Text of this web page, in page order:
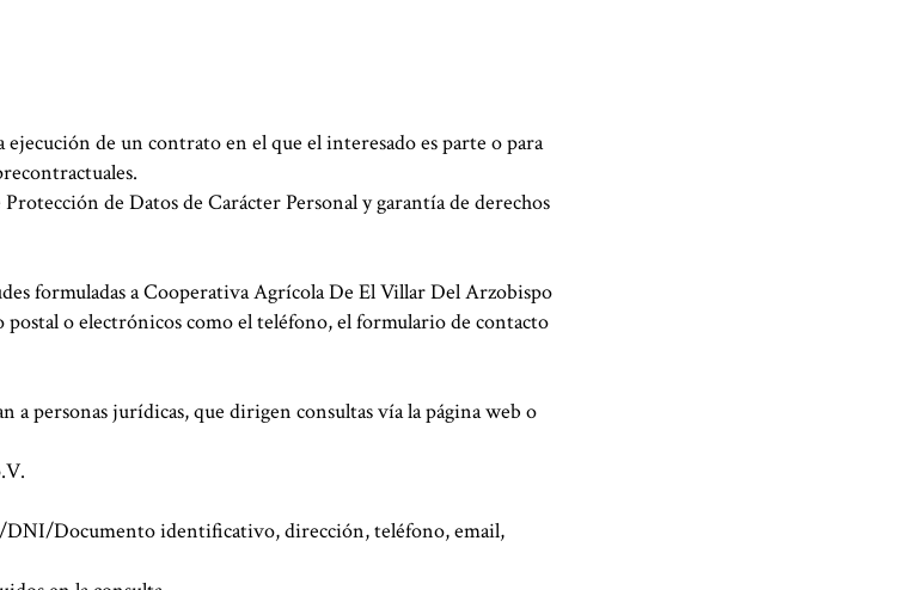
de un contrato en el que el interesado es parte o para
de Datos de Carácter Personal y garantía de derechos
formuladas a Cooperativa Agrícola De El Villar Del Arzobispo
o electrónicos como el teléfono, el formulario de contacto
a personas jurídicas, que dirigen consultas vía la página web o
Documento identificativo, dirección, teléfono, email,